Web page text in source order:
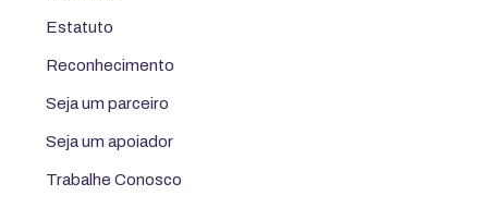
Estatuto
Reconhecimento
Seja um parceiro
Seja um apoiador
Trabalhe Conosco